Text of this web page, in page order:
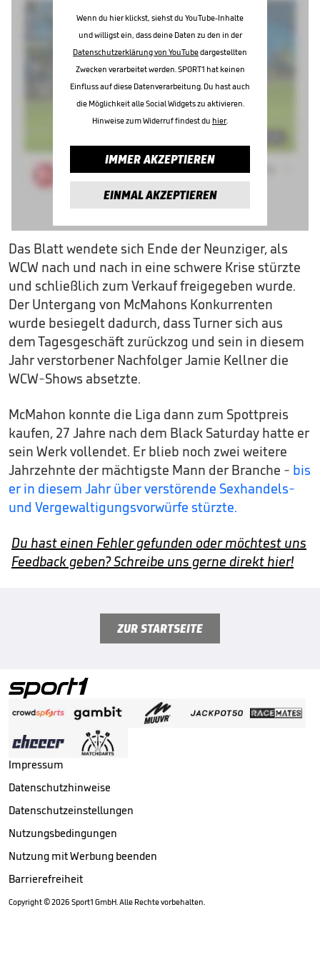
Wenn du hier klickst, siehst du YouTube-Inhalte
und willigst ein, dass deine Daten zu den in der
Datenschutzerklärung von YouTubedargestellten
Zwecken verarbeitet werden. SPORT1 hat keinen
Einfluss auf diese Datenverarbeitung. Du hast auch
die Möglichkeit alle Social Widgets zu aktivieren.
Hinweise zum Widerruf findest du hier.
IMMER AKZEPTIEREN
EINMAL AKZEPTIEREN
Das Blatt wendete sich Ende der Neunziger, als
WCW nach und nach in eine schwere Krise stürzte
und schließlich zum Verkauf freigegeben wurde.
Der Untergang von McMahons Konkurrenten
wurde besiegelt dadurch, dass Turner sich aus
dem Tagesgeschäft zurückzog und sein in diesem
Jahr verstorbener Nachfolger Jamie Kellner die
WCW-Shows absetzte.
McMahon konnte die Liga dann zum Spottpreis
kaufen, 27 Jahre nach dem Black Saturday hatte er
sein Werk vollendet. Er blieb noch zwei weitere
Jahrzehnte der mächtigste Mann der Branche - bis
er in diesem Jahr über verstörende Sexhandels-
und Vergewaltigungsvorwürfe stürzte.
Du hast einen Fehler gefunden oder möchtest uns
Feedback geben? Schreibe uns gerne direkt hier!
ZUR STARTSEITE
Impressum
Datenschutzhinweise
Datenschutzeinstellungen
Nutzungsbedingungen
Nutzung mit Werbung beenden
Barrierefreiheit
Copyright ©2026 Sport1 GmbH. Alle Rechte vorbehalten.